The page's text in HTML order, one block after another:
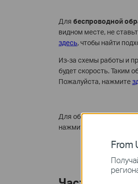
Для беспроводной
видном месте, не
здесь, чтобы найти
Из-за схемы работы и
будет скорость. Таким
Пожалуйста, нажмите
Для обратной
нажмите
From